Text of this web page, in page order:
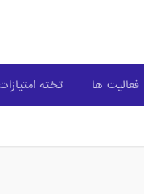
فعالیت ها تخته